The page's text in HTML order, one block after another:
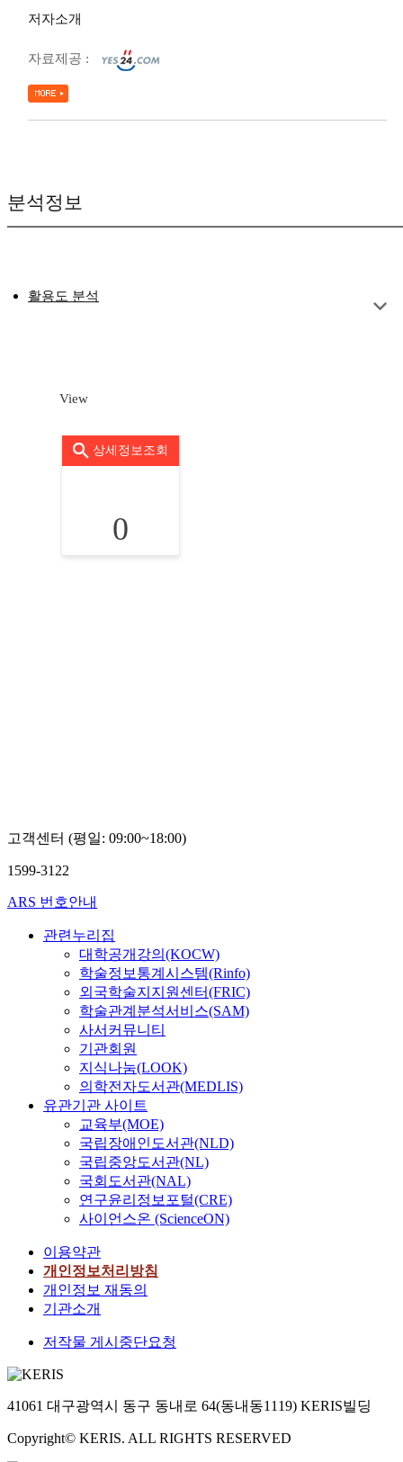
저자소개
자료제공 :
분석정보
활용도 분석
View
상세정보조회
0
고객센터 (평일: 09:00~18:00)
1599-3122
ARS 번호안내
관련누리집
대학공개강의(KOCW)
학술정보통계시스템(Rinfo)
외국학술지지원센터(FRIC)
학술관계분석서비스(SAM)
사서커뮤니티
기관회원
지식나눔(LOOK)
의학전자도서관(MEDLIS)
유관기관 사이트
교육부(MOE)
국립장애인도서관(NLD)
국립중앙도서관(NL)
국회도서관(NAL)
연구윤리정보포털(CRE)
사이언스온 (ScienceON)
이용약관
개인정보처리방침
개인정보 재동의
기관소개
저작물 게시중단요청
41061 대구광역시 동구 동내로 64(동내동1119) KERIS빌딩
Copyright© KERIS. ALL RIGHTS RESERVED